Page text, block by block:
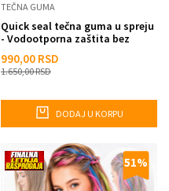
TEČNA GUMA
Quick seal tečna guma u spreju
- Vodootporna zaštita bez
990,00 RSD
1.650,00RSD
DODAJ U KORPU
51%